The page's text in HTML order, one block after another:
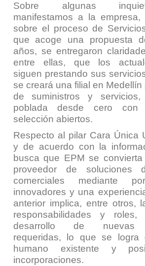
Sobre algunas
manifestamos a la empresa,
sobre el proceso de
que acoge una propuesta
años, se entregaron
entre ellas, que los
siguen prestando sus
se creará una filial en Medellín
de suministros y
poblada desde cero con
selección abiertos.
Respecto al pilar Cara Única
y de acuerdo con la
busca que EPM se
proveedor de soluciones
comerciales mediante
innovadores y una
anterior implica, entre otros,
responsabilidades y
desarrollo de nuevas
requeridas, lo que se logra
humano existente y
incorporaciones.